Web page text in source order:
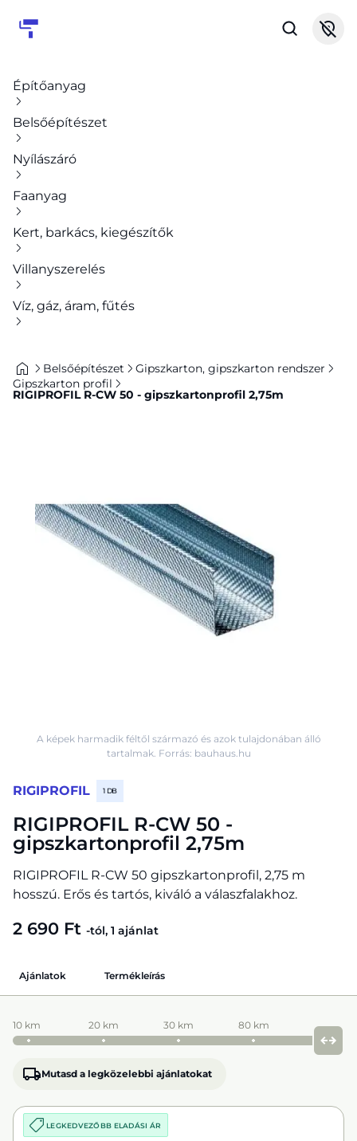
Építőanyag
Belsőépítészet
Nyílászáró
Faanyag
Kert, barkács, kiegészítők
Villanyszerelés
Víz, gáz, áram, fűtés
Belsőépítészet
Gipszkarton, gipszkarton rendszer
Gipszkarton profil
RIGIPROFIL R-CW 50 - gipszkartonprofil 2,75m
RIGIPROFIL 1 DB
RIGIPROFIL R-CW 50 -
gipszkartonprofil 2,75m
RIGIPROFIL R-CW 50 gipszkartonprofil, 2,75 m
hosszú. Erős és tartós, kiváló a válaszfalakhoz.
2 690 Ft -tól, 1 ajánlat
A képek harmadik féltől származó és azok tulajdonában álló
tartalmak. Forrás: bauhaus.hu
Ajánlatok Termékleírás
10 km 20 km 30 km 80 km
Mutasd a legközelebbi ajánlatokat
LEGKEDVEZŐBB ELADÁSI ÁR